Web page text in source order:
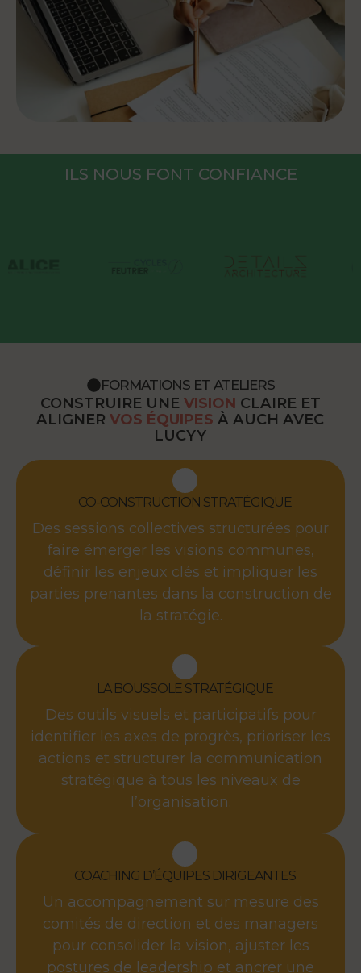
ILS NOUS FONT CONFIANCE
FORMATIONS ET ATELIERS
CONSTRUIRE UNE VISION CLAIRE ET
ALIGNERVOS ÉQUIPES À AUCH AVEC
LUCYY
CO-CONSTRUCTION STRATÉGIQUE
Des sessions collectives structurées pour
faire émerger les visions communes,
définir les enjeux clés et impliquer les
parties prenantes dans la construction de
la stratégie.
LA BOUSSOLE STRATÉGIQUE
Des outils visuels et participatifs pour
identifier les axes de progrès, prioriser les
actions et structurer la communication
stratégique à tous les niveaux de
l’organisation.
COACHING D’ÉQUIPES DIRIGEANTES
Un accompagnement sur mesure des
comités de direction et des managers
pour consolider la vision, ajuster les
postures de leadership et ancrer une